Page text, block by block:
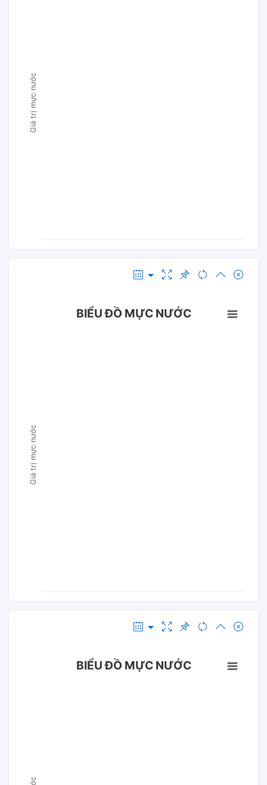
Giá trị mực nước
Giá trị mực nước
BIỂU ĐỒ MỰC NƯỚC
BIỂU ĐỒ MỰC NƯỚC